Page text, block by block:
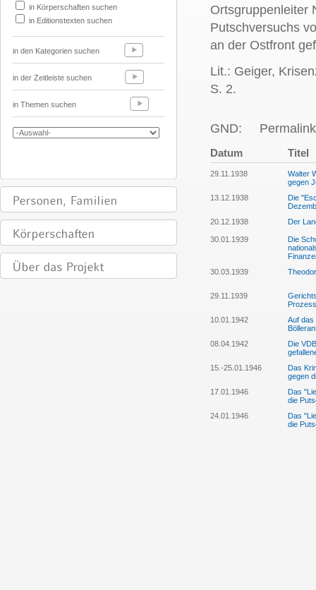
in Körperschaften suchen
in Editionstexten suchen
in den Kategorien suchen
in der Zeitleiste suchen
in Themen suchen
Ortsgruppenleiter
Putschversuchs
an der Ostfront
Lit.: Geiger,
S. 2.
GND:
Datum Titel
29.11.1938
Walter
gegen
13.12.1938
Die
20.12.1938
Der
30.01.1939
Die
30.03.1939
29.11.1939
10.01.1942
Auf das
08.04.1942
Die
15.-25.01.1946
Das
gegen
17.01.1946
Das
die
24.01.1946
Das
die